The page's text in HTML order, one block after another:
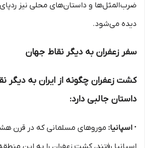
ضرب‌المثل‌ها و داستان‌های محلی نیز ردپای
دیده می‌شود.
سفر زعفران به دیگر نقاط جهان
کشت زعفران چگونه از ایران به دیگر
داستان جالبی دارد:
· اسپانیا: موروهای مسلمانی که در قرن